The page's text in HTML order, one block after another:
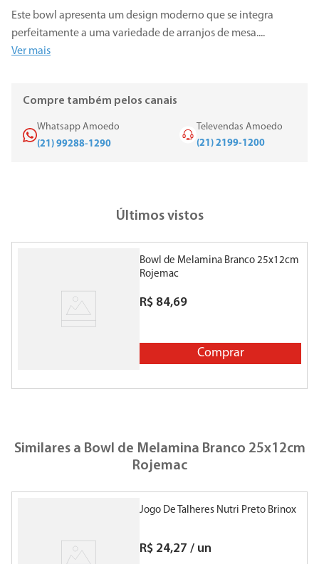
Este bowl apresenta um design moderno que se integra
perfeitamente a uma variedade de arranjos de mesa....
Ver mais
Compre também pelos canais
Whatsapp Amoedo
(21) 99288-1290
Televendas Amoedo
(21) 2199-1200
Últimos vistos
Bowl de Melamina Branco 25x12cm
Rojemac
R$ 84,69
Comprar
Similares a Bowl de Melamina Branco 25x12cm
Rojemac
Jogo De Talheres Nutri Preto Brinox
R$ 24,27 / un